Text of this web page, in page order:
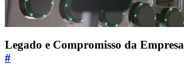
Legado e Compromisso da Empresa
#